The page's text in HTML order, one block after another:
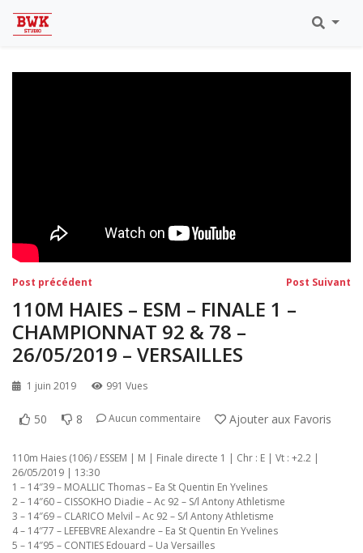
Eaubonne 2019
Navigation
de
l’article
Post précédent Post Suivant
110M HAIES – ESM – FINALE 1 –
CHAMPIONNAT 92 & 78 –
26/05/2019 – VERSAILLES
1 juin 2019 991 Vues
50 8 Aucun commentaire Ajouter aux Favoris
110m Haies (106) / ESSEM | M | Finale directe 1 | Chr : E | Vt : +2.2 |
26/05/2019 | 13:30
1 – 14″39 – MOALLIC Thomas – Ea St Quentin En Yvelines
2 – 14″60 – CISSOKHO Diadie – Ac 92 – S/l Antony Athletisme
3 – 14″69 – CLARICO Melvil – Ac 92 – S/l Antony Athletisme
4 – 14″77 – LEFEBVRE Alexandre – Ea St Quentin En Yvelines
5 – 14″95 – CONTIES Edouard – Ua Versailles